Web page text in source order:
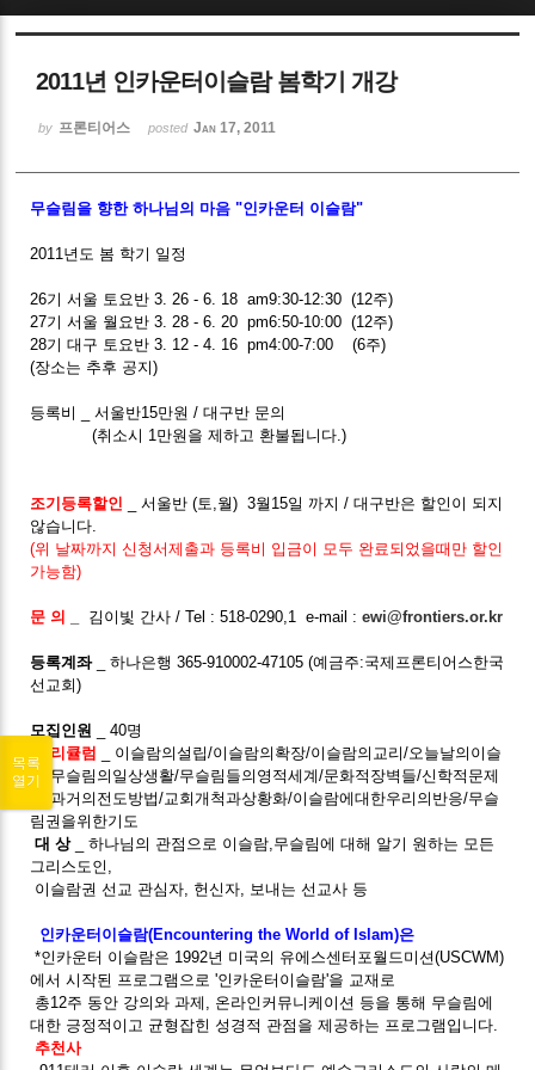
2011년 인카운터이슬람 봄학기 개강
by 프론티어스 posted Jan 17, 2011
무슬림을 향한 하나님의 마음 "인카운터 이슬람"
2011년도 봄 학기 일정
26기 서울 토요반 3. 26 - 6. 18 am9:30-12:30 (12주)
27기 서울 월요반 3. 28 - 6. 20 pm6:50-10:00 (12주)
28기 대구 토요반 3. 12 - 4. 16 pm4:00-7:00 (6주)
(장소는 추후 공지)
등록비 _ 서울반15만원 / 대구반 문의
(취소시 1만원을 제하고 환불됩니다.)
조기등록할인
_ 서울반 (토,월) 3월15일 까지 / 대구반은 할인이 되지
않습니다.
(위 날짜까지 신청서제출과 등록비 입금이 모두 완료되었을때만 할인
가능함)
문 의 김이빛 간사 / Tel : 518-0290,1 e-mail : ewi@frontiers.or.kr
등록계좌_ 하나은행 365-910002-47105 (예금주:국제프론티어스한국
선교회)
모집인원
_ 40명
커리큘럼
_ 이슬람의설립/이슬람의확장/이슬람의교리/오늘날의이슬
람/무슬림의일상생활/무슬림들의영적세계/문화적장벽들/신학적문제
들/과거의전도방법/교회개척과상황화/이슬람에대한우리의반응/무슬
림권을위한기도
대 상_ 하나님의 관점으로 이슬람,무슬림에 대해 알기 원하는 모든
그리스도인,
이슬람권 선교 관심자, 헌신자, 보내는 선교사 등
인카운터이슬람(Encountering the World of Islam)은
*인카운터 이슬람은 1992년 미국의 유에스센터포월드미션(USCWM)
에서 시작된 프로그램으로 '인카운터이슬람'을 교재로
총12주 동안 강의와 과제, 온라인커뮤니케이션 등을 통해 무슬림에
대한 긍정적이고 균형잡힌 성경적 관점을 제공하는 프로그램입니다.
추천사
목록
열기
Sketchbook5, 스케치북5
Sketchbook5, 스케치북5